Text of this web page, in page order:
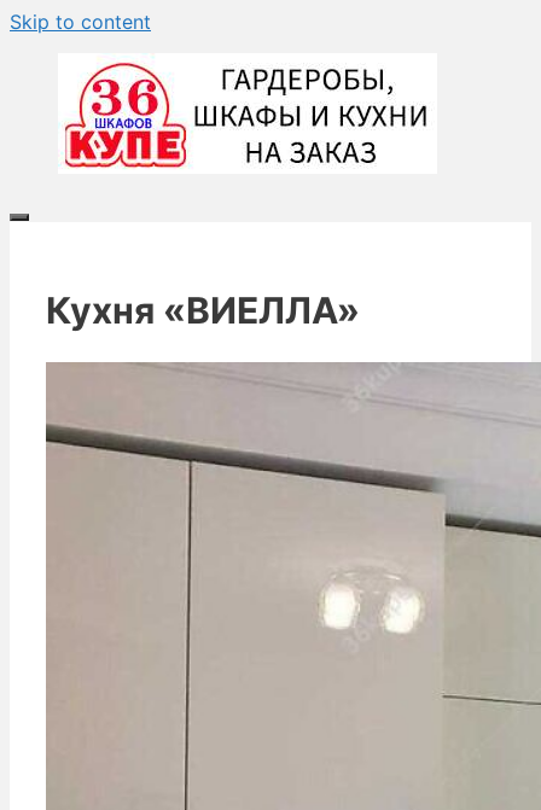
Skip to content
Кухня «ВИЕЛЛА»